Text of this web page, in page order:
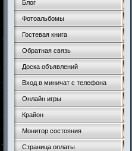
Блог
Фотоальбомы
Гостевая книга
Обратная связь
Доска объявлений
Вход в миничат с телефона
Онлайн игры
Крайон
Монитор состояния
Страница оплаты